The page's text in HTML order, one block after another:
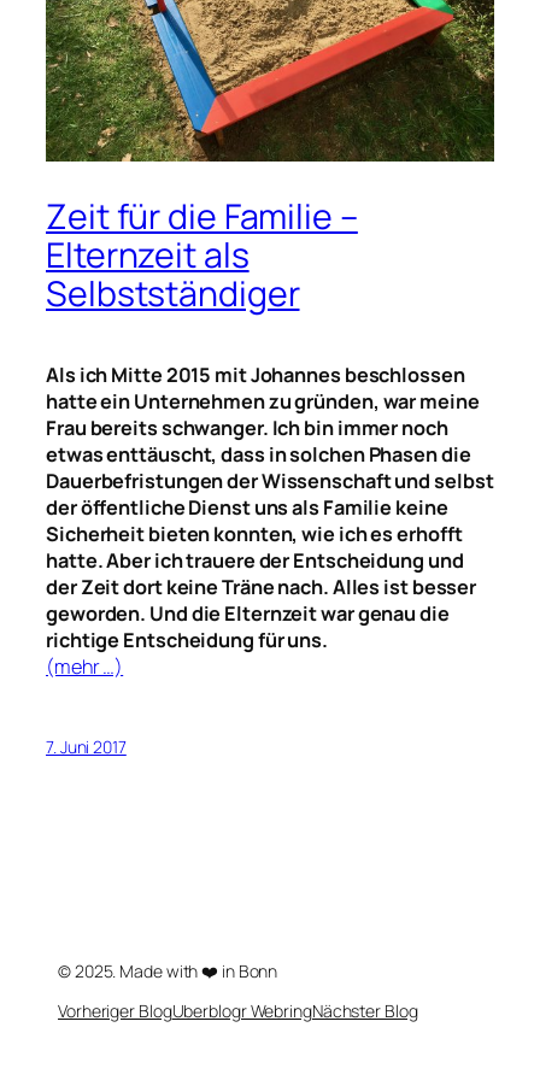
Zeit für die Familie –
Elternzeit als
Selbstständiger
Als ich Mitte 2015 mit Johannes beschlossen
hatte ein Unternehmen zu gründen, war meine
Frau bereits schwanger. Ich bin immer noch
etwas enttäuscht, dass in solchen Phasen die
Dauerbefristungen der Wissenschaft und selbst
der öffentliche Dienst uns als Familie keine
Sicherheit bieten konnten, wie ich es erhofft
hatte. Aber ich trauere der Entscheidung und
der Zeit dort keine Träne nach. Alles ist besser
geworden. Und die Elternzeit war genau die
richtige Entscheidung für uns.
(mehr …)
7. Juni 2017
© 2025. Made with ❤️ in Bonn
Vorheriger BlogUberblogr WebringNächster Blog